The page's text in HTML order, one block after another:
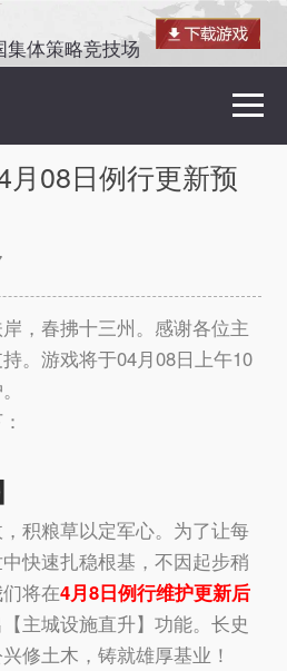
集体策略竞技场
月08日例行更新预
春拂十三州。感谢各位主
。游戏将于04月08日上午10
粮草以定军心。为了让每
快速扎稳根基，不因起步稍
将在4月8日例行维护更新后
主城设施直升】功能。长史
修土木，铸就雄厚基业！